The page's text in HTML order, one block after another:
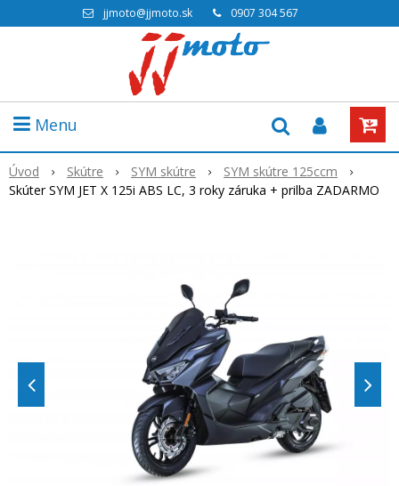
jjmoto@jjmoto.sk 0907 304 567
Menu
Úvod Skútre SYM skútre
SYM skútre 125ccm
Skúter SYM JET X 125i ABS LC, 3 roky záruka + prilba ZADARMO